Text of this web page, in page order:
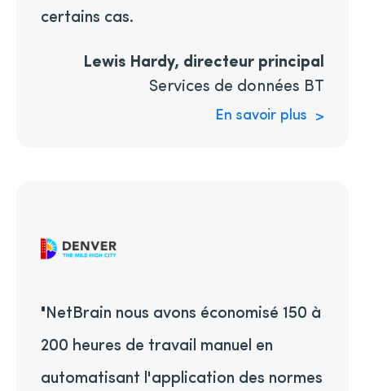
certains cas.
Lewis Hardy, directeur principal
Services de données BT
En savoir plus
"NetBrain nous avons économisé 150 à
200 heures de travail manuel en
automatisant l'application des normes